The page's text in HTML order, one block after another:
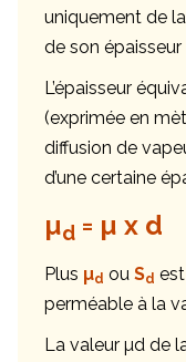
uniquement de
de son épaisseur
L’épaisseur
(exprimée en
diffusion de
d’une certaine
µd = µ x d
Plus µd ou Sd
perméable à la
La valeur µd de